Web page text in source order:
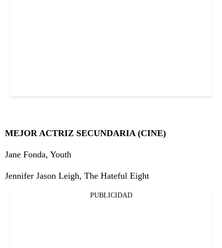
MEJOR ACTRIZ SECUNDARIA (CINE)
Jane Fonda, Youth
Jennifer Jason Leigh, The Hateful Eight
PUBLICIDAD